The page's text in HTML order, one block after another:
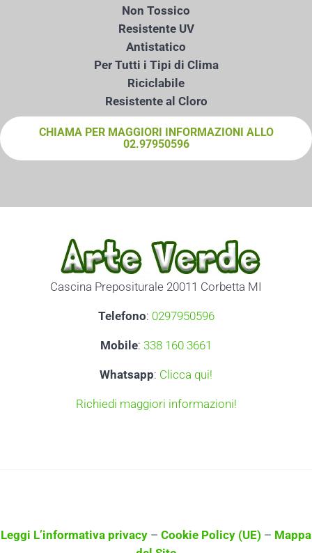
Non Tossico
Resistente UV
Antistatico
Per Tutti i Tipi di Clima
Riciclabile
Resistente al Cloro
CHIAMA PER MAGGIORI INFORMAZIONI ALLO
02.97950596
Cascina Prepositurale 20011 Corbetta MI
Telefono: 0297950596
Mobile: 338 160 3661
Whatsapp: Clicca qui!
Richiedi maggiori informazioni!
Leggi L’informativa privacy – Cookie Policy (UE) – Mappa